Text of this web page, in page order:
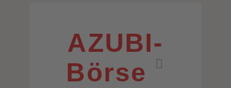
AZUBI-
Börse